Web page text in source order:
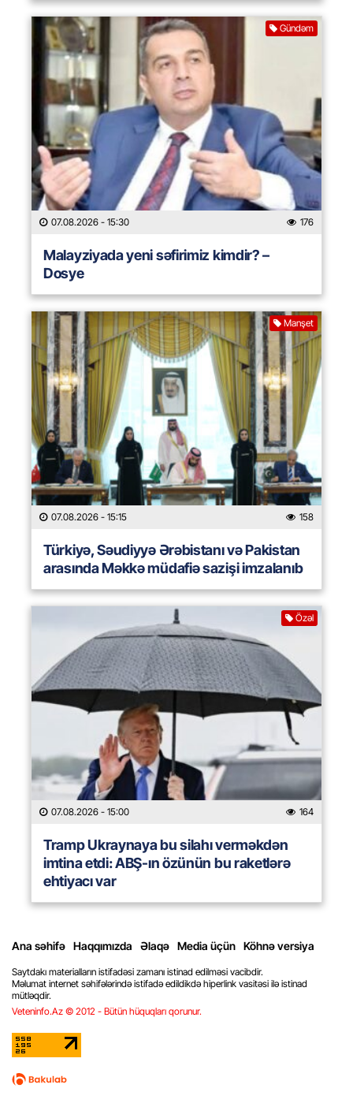
Gündəm
07.08.2026 - 15:30 176
Malayziyada yeni səfirimiz kimdir? –
Dosye
Manşet
07.08.2026 - 15:15 158
Türkiyə, Səudiyyə Ərəbistanı və Pakistan
arasında Məkkə müdafiə sazişi imzalanıb
Özəl
07.08.2026 - 15:00 164
Tramp Ukraynaya bu silahı verməkdən
imtina etdi: ABŞ-ın özünün bu raketlərə
ehtiyacı var
Ana səhifə Haqqımızda Əlaqə Media üçün Köhnə versiya
Saytdakı materialların istifadəsi zamanı istinad edilməsi vacibdir.
Məlumat internet səhifələrində istifadə edildikdə hiperlink vasitəsi ilə istinad
mütləqdir.
Veteninfo.Az © 2012 - Bütün hüquqları qorunur.